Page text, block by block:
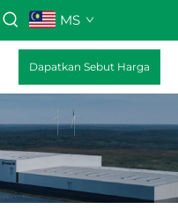
MS
Dapatkan Sebut Harga